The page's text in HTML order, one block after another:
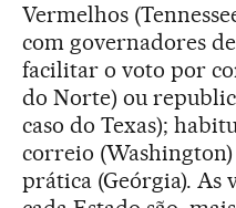
Vermelhos
com governadores
facilitar o voto por
do Norte) ou
caso do Texas);
correio (Washington)
prática (Geórgia). As